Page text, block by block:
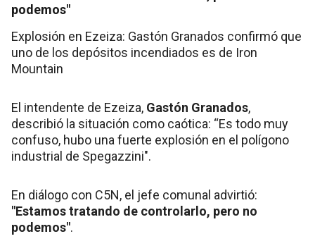
podemos"
Explosión en Ezeiza: Gastón Granados confirmó que
uno de los depósitos incendiados es de Iron
Mountain
El intendente de Ezeiza, Gastón Granados,
describió la situación como caótica: “Es todo muy
confuso, hubo una fuerte explosión en el polígono
industrial de Spegazzini".
En diálogo con C5N, el jefe comunal advirtió:
"Estamos tratando de controlarlo, pero no
podemos".